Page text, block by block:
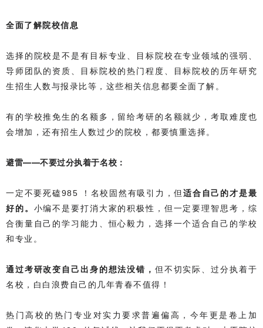
全面了解院校信息
选择的院校是不是有目标专业、目标院校在专业领域的强弱、
导师团队的资质、目标院校的热门程度、目标院校的历年研究
生招生人数与报录比等，这些相关信息都要全面了解。
有的学校推免生的名额多，留给考研的名额就少，考取难度也
会增加，还有招生人数过少的院校，都要慎重选择。
避雷——不要过分执着于名校：
一定不要死磕985 ！名校固然有吸引力，但适合自己的才是最
好的。 小编不是要打消大家的积极性，但一定要理智思考，综
合衡量自己的学习能力、恒心毅力，选择一个适合自己的学校
和专业。
通过考研改变自己出身的想法没错， 但不切实际、过分执着于
名校，白白浪费自己的几年青春不值得！
热门高校的热门专业对实力要求普遍偏高，今年更是卷上加